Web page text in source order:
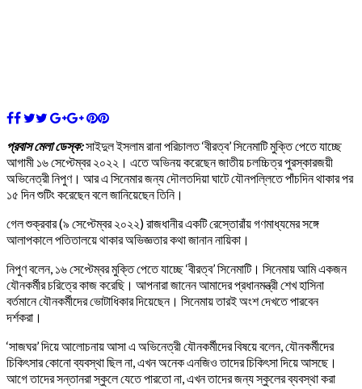
প্রবাস মেলা ডেস্ক:সাইদুল ইসলাম রানা পরিচালত ‘বীরত্ব’ সিনেমাটি মুক্তি পেতে যাচ্ছে
আগামী ১৬ সেপ্টেম্বর ২০২২। এতে অভিনয় করেছেন জাতীয় চলচ্চিত্র পুরস্কারজয়ী
অভিনেত্রী নিপুণ। আর এ সিনেমার জন্য দৌলতদিয়া ঘাটে যৌনপল্লিতে পাঁচদিন থাকার পর
১৫ দিন শুটিং করেছেন বলে জানিয়েছেন তিনি।
গেল শুক্রবার (৯ সেপ্টেম্বর ২০২২) রাজধানীর একটি রেস্তোরাঁয় গণমাধ্যমের সঙ্গে
আলাপকালে পতিতালয়ে থাকার অভিজ্ঞতার কথা জানান নায়িকা।
নিপুণ বলেন, ১৬ সেপ্টেম্বর মুক্তি পেতে যাচ্ছে ‘বীরত্ব’ সিনেমাটি। সিনেমায় আমি একজন
যৌনকর্মীর চরিত্রে কাজ করেছি। আপনারা জানেন আমাদের প্রধানমন্ত্রী শেখ হাসিনা
বর্তমানে যৌনকর্মীদের ভোটাধিকার দিয়েছেন। সিনেমায় তারই অংশ দেখতে পারবেন
দর্শকরা।
‘সাজঘর’ দিয়ে আলোচনায় আসা এ অভিনেত্রী যৌনকর্মীদের বিষয়ে বলেন, যৌনকর্মীদের
চিকিৎসার কোনো ব্যবস্থা ছিল না, এখন অনেক এনজিও তাদের চিকিৎসা দিয়ে আসছে।
আগে তাদের সন্তানরা স্কুলে যেতে পারতো না, এখন তাদের জন্য স্কুলের ব্যবস্থা করা